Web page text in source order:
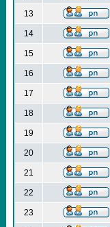
13
14
15
16
17
18
19
20
21
22
23